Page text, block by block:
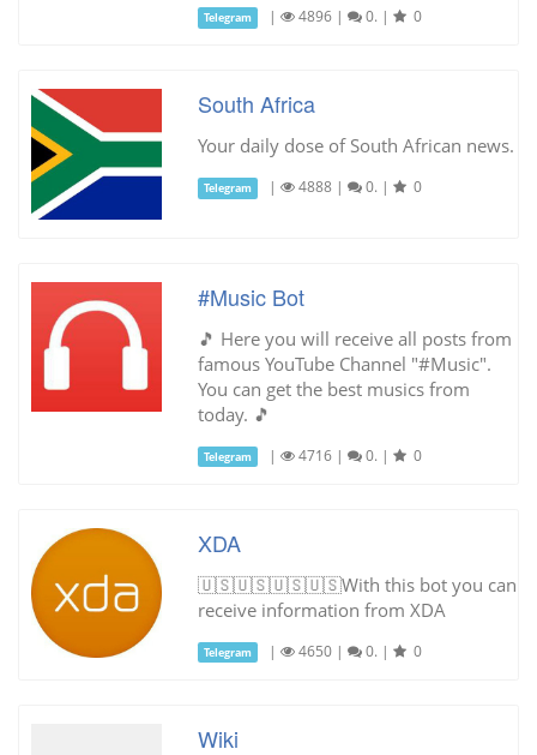
Telegram | 4896 | 0. | 0
South Africa
Your daily dose of South African news.
Telegram | 4888 | 0. | 0
#Music Bot
🎵 Here you will receive all posts from
famous YouTube Channel "#Music".
You can get the best musics from
today. 🎵
Telegram | 4716 | 0. | 0
XDA
🇺🇸🇺🇸🇺🇸🇺🇸With this bot you can
receive information from XDA
Telegram | 4650 | 0. | 0
Wiki